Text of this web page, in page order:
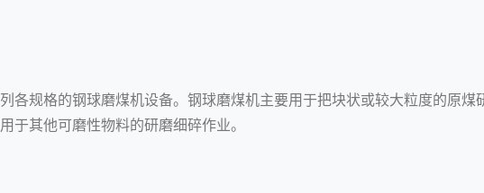
各规格的钢球磨煤机设备。 钢球磨煤机主要用于把块状或较大粒度的原煤
于其他可磨性物料的研磨细碎作业。